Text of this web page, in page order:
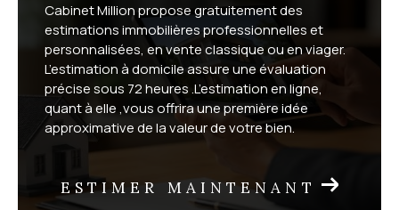
Cabinet Million propose gratuitement des
estimations immobilières professionnelles et
personnalisées, en vente classique ou en viager.
L’estimation à domicile assure une évaluation
précise sous 72 heures .L’estimation en ligne,
quant à elle ,vous offrira une première idée
approximative de la valeur de votre bien.
ESTIMER MAINTENANT